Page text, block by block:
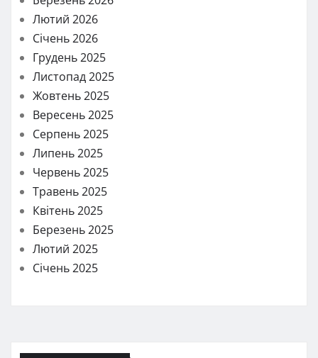
Лютий 2026
Січень 2026
Грудень 2025
Листопад 2025
Жовтень 2025
Вересень 2025
Серпень 2025
Липень 2025
Червень 2025
Травень 2025
Квітень 2025
Березень 2025
Лютий 2025
Січень 2025